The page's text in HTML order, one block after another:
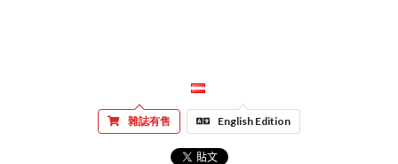
雜誌有售 English Edition